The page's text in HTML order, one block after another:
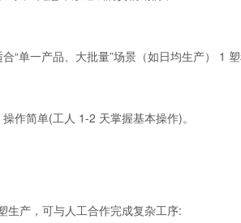
单一产品、大批量”场景（如日均生产） 1
作简单(工人 1-2 天掌握基本操作)。
生产，可与人工合作完成复杂工序: